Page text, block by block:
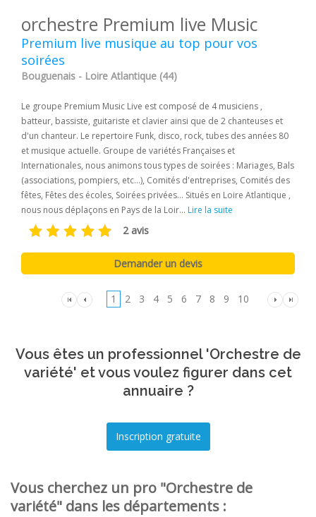
orchestre Premium live Music
Premium live musique au top pour vos
soirées
Bouguenais - Loire Atlantique (44)
Le groupe Premium Music Live est composé de 4 musiciens ,
batteur, bassiste, guitariste et clavier ainsi que de 2 chanteuses et
d'un chanteur. Le repertoire Funk, disco, rock, tubes des années 80
et musique actuelle. Groupe de variétés Françaises et
Internationales, nous animons tous types de soirées : Mariages, Bals
(associations, pompiers, etc...), Comités d'entreprises, Comités des
fêtes, Fêtes des écoles, Soirées privées... Situés en Loire Atlantique ,
nous nous déplaçons en Pays de la Loir... Lire la suite
2 avis
1 2 3 4 5 6 7 8 9 10
Vous êtes un professionnel 'Orchestre de
variété' et vous voulez figurer dans cet
annuaire ?
Vous cherchez un pro "Orchestre de
variété" dans les départements :